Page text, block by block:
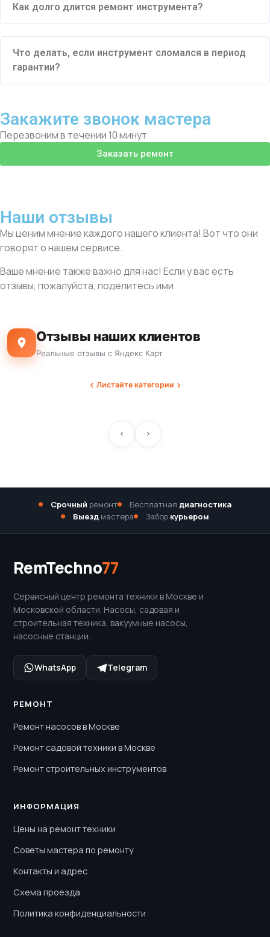
Как долго длится ремонт инструмента?
Что делать, если инструмент сломался в период
гарантии?
Закажите звонок мастера
Перезвоним в течении 10 минут
Заказать ремонт
Наши отзывы
Мы ценим мнение каждого нашего клиента! Вот что они
говорят о нашем сервисе.
Ваше мнение также важно для нас! Если у вас есть
отзывы, пожалуйста, поделитесь ими.
Отзывы наших клиентов
Реальные отзывы с Яндекс Карт
Листайте категории
Срочный ремонт Бесплатная диагностика
Выезд мастера Забор курьером
RemTechno77
Сервисный центр ремонта техники в Москве и
Московской области. Насосы, садовая и
строительная техника, вакуумные насосы,
насосные станции.
WhatsApp Telegram
РЕМОНТ
Ремонт насосов в Москве
Ремонт садовой техники в Москве
Ремонт строительных инструментов
ИНФОРМАЦИЯ
Цены на ремонт техники
Советы мастера по ремонту
Контакты и адрес
Схема проезда
Политика конфиденциальности